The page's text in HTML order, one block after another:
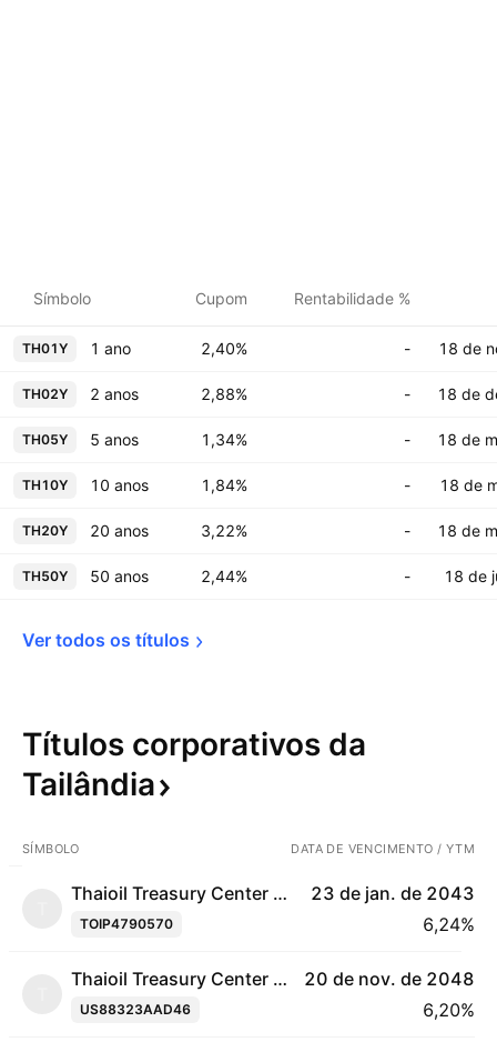
Símbolo Cupom Rentabilidade %
TH01Y 1 ano 2,40% - 18 de
TH02Y 2 anos 2,88% - 18 de
TH05Y 5 anos 1,34% - 18 de
TH10Y 10 anos 1,84% - 18 de
TH20Y 20 anos 3,22% - 18 de
TH50Y 50 anos 2,44% - 18 de
Ver todos os títulos
Títulos corporativos da
Tailândia
SÍMBOLO DATA DE VENCIMENTO / YTM
Thaioil Treasury Center Co. Ltd. 4.875% 23-JAN-2043
TOIP4790570 6,24%
23 de jan. de 2043
Thaioil Treasury Center Co. Ltd. 5.375% 20-NOV-2048
US88323AAD46 6,20%
20 de nov. de 2048